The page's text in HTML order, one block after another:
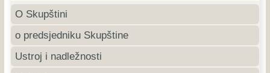
O Skupštini
o predsjedniku Skupštine
Ustroj i nadležnosti